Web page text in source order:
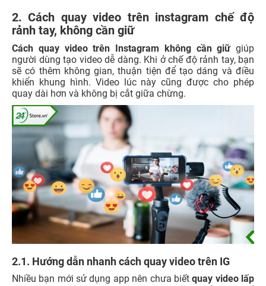
2. Cách quay video trên instagram chế độ
rảnh tay, không cần giữ
Cách quay video trên Instagram không cần giữgiúp
người dùng tạo video dễ dàng. Khi ở chế độ rảnh tay, bạn
sẽ có thêm không gian, thuận tiện để tạo dáng và điều
khiển khung hình. Video lúc này cũng được cho phép
quay dài hơn và không bị cắt giữa chừng.
2.1. Hướng dẫn nhanh cách quay video trên IG
Nhiều bạn mới sử dụng app nên chưa biếtquay video lấp